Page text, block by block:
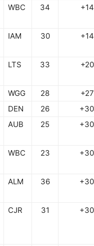
WBC 34 +14
IAM 30 +14
LTS 33 +20
WGG 28
+27
DEN 26
+30
AUB 25 +30
WBC 23 +30
ALM 36 +30
CJR 31 +30